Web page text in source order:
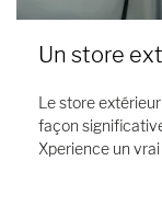
Un store
Le store
façon
Xperience un